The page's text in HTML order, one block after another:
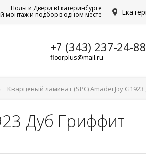
Полы и Двери в Екатеринбурге
монтаж и подбор в одном месте
+7 (343) 237-24-88
floorplus@mail.ru
Кварцевый ламинат (SPC) Amadei Joy
Дуб Гриффит